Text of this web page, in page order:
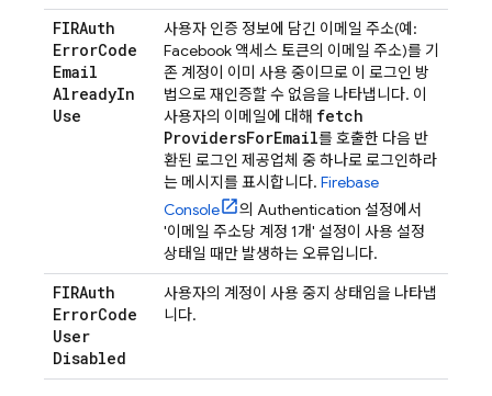
FIRAuth
ErrorCode
Email
AlreadyIn
Use
사용자 인증 정보에 담긴 이메일 주소(예:
Facebook 액세스 토큰의 이메일 주소)를 기
존 계정이 이미 사용 중이므로 이 로그인 방
법으로 재인증할 수 없음을 나타냅니다. 이
사용자의 이메일에 대해 fetch
ProvidersForEmail를 호출한 다음 반
환된 로그인 제공업체 중 하나로 로그인하라
는 메시지를 표시합니다. Firebase
Console
의 Authentication 설정에서
'이메일 주소당 계정 1개' 설정이 사용 설정
상태일 때만 발생하는 오류입니다.
FIRAuth
ErrorCode
User
Disabled
사용자의 계정이 사용 중지 상태임을 나타냅
니다.